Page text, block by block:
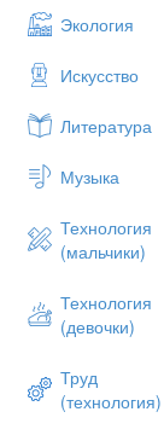
Экология
Искусство
Литература
Музыка
Технология
(мальчики)
Технология
(девочки)
Труд
(технология)